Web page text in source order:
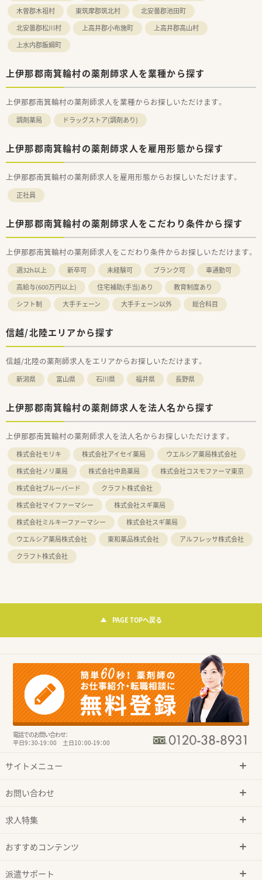
木曽郡木祖村
東筑摩郡筑北村
北安曇郡池田町
北安曇郡松川村
上高井郡小布施町
上高井郡高山村
上水内郡飯綱町
上伊那郡南箕輪村の薬剤師求人を業種から探す
上伊那郡南箕輪村の薬剤師求人を業種からお探しいただけます。
調剤薬局 ドラッグストア(調剤あり)
上伊那郡南箕輪村の薬剤師求人を雇用形態から探す
上伊那郡南箕輪村の薬剤師求人を雇用形態からお探しいただけます。
正社員
上伊那郡南箕輪村の薬剤師求人をこだわり条件から探す
上伊那郡南箕輪村の薬剤師求人をこだわり条件からお探しいただけます。
週32h以上 新卒可 未経験可 ブランク可
車通勤可
高給与(600万円以上)
住宅補助(手当)あり
教育制度あり
シフト制
大手チェーン 大手チェーン以外 総合科目
信越/北陸エリアから探す
信越/北陸の薬剤師求人をエリアからお探しいただけます。
新潟県 富山県 石川県 福井県 長野県
上伊那郡南箕輪村の薬剤師求人を法人名から探す
上伊那郡南箕輪村の薬剤師求人を法人名からお探しいただけます。
株式会社モリキ 株式会社アイセイ薬局
ウエルシア薬局株式会社
株式会社ノリ薬局
株式会社中島薬局
株式会社コスモファーマ東京
株式会社ブルーバード
クラフト株式会社
株式会社マイファーマシー
株式会社スギ薬局
株式会社ミルキーファーマシー
株式会社スギ薬局
ウエルシア薬局株式会社
東和薬品株式会社
アルフレッサ株式会社
クラフト株式会社
PAGE TOPへ戻る
電話でのお問い合わせ：
平日9：30-19：00 土日10：00-19：00
サイトメニュー
お問い合わせ
求人特集
おすすめコンテンツ
派遣サポート